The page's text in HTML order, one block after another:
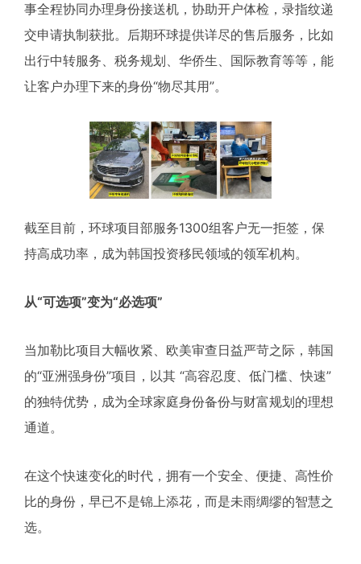
事全程协同办理身份接送机，协助开户体检，录指纹递
交申请执制获批。后期环球提供详尽的售后服务，比如
出行中转服务、税务规划、华侨生、国际教育等等，能
让客户办理下来的身份“物尽其用”。
截至目前，环球项目部服务1300组客户无一拒签，保
持高成功率，成为韩国投资移民领域的领军机构。
从“可选项”变为“必选项”
当加勒比项目大幅收紧、欧美审查日益严苛之际，韩国
的“亚洲强身份”项目，以其 “高容忍度、低门槛、快速”
的独特优势，成为全球家庭身份备份与财富规划的理想
通道。
在这个快速变化的时代，拥有一个安全、便捷、高性价
比的身份，早已不是锦上添花，而是未雨绸缪的智慧之
选。